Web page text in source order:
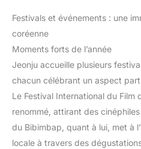
Festivals et événements : une
coréenne
Moments forts de l’année
Jeonju accueille plusieurs
chacun célébrant un aspect
Le Festival International du Film
renommé, attirant des
du Bibimbap, quant à lui, met à
locale à travers des